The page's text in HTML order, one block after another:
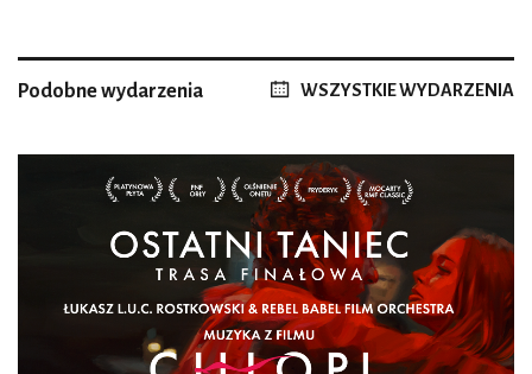
Podobne wydarzenia WSZYSTKIE WYDARZENIA